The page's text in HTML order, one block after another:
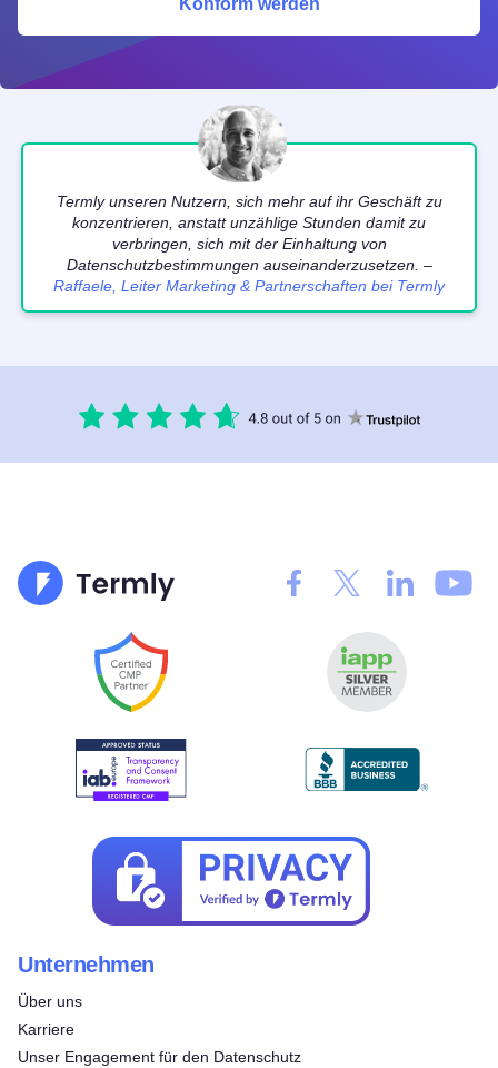
Termly unseren Nutzern, sich mehr auf ihr Geschäft zu
konzentrieren, anstatt unzählige Stunden damit zu
verbringen, sich mit der Einhaltung von
Datenschutzbestimmungen auseinanderzusetzen. –
Raffaele, Leiter Marketing & Partnerschaften bei Termly
Unternehmen
Über uns
Karriere
Unser Engagement für den Datenschutz